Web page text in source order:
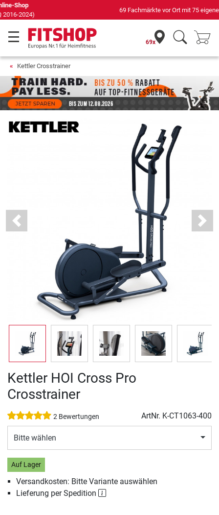
69 Fachmärkte vor Ort mit 75 eigenen Servicetechnikern
69x
Kettler Crosstrainer
Previous Next
Kettler HOI Cross Pro
Crosstrainer
2 Bewertungen ArtNr. K-CT1063-400
Bitte wählen
Auf Lager
Versandkosten: Bitte Variante auswählen
Lieferung per Spedition